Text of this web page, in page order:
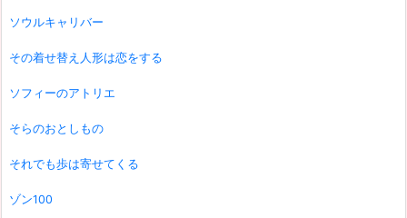
ソウルキャリバー
その着せ替え人形は恋をする
ソフィーのアトリエ
そらのおとしもの
それでも歩は寄せてくる
ゾン100